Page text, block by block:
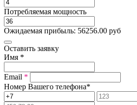
Потребляемая мощность
Ожидаемая прибыль: 56256.00 руб
Оставить заявку
Имя *
Email *
Номер Вашего телефона*